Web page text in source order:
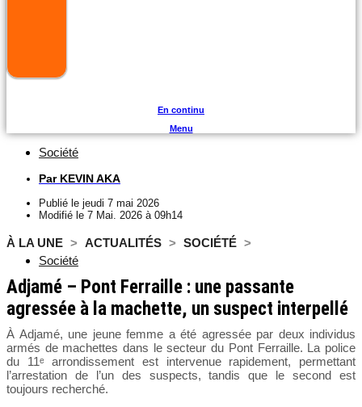
En continu
Menu
Société
ParKEVIN AKA
Publié le jeudi 7 mai 2026
Modifié le 7 Mai. 2026 à 09h14
À LA UNE > ACTUALITÉS > SOCIÉTÉ >
Société
Adjamé – Pont Ferraille : une passante
agressée à la machette, un suspect interpellé
À Adjamé, une jeune femme a été agressée par deux individus
armés de machettes dans le secteur du Pont Ferraille. La police
du 11ᵉ arrondissement est intervenue rapidement, permettant
l’arrestation de l’un des suspects, tandis que le second est
toujours recherché.